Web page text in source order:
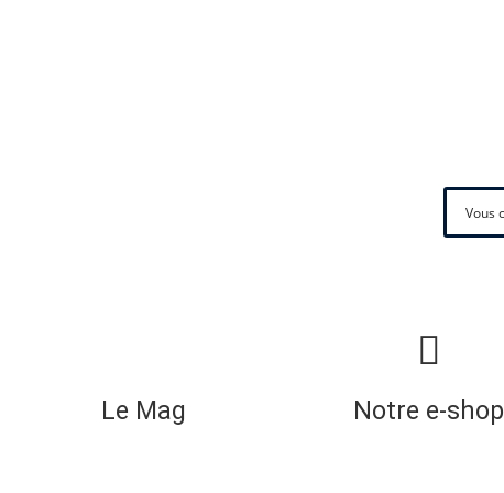
Le Mag Notre e-shop